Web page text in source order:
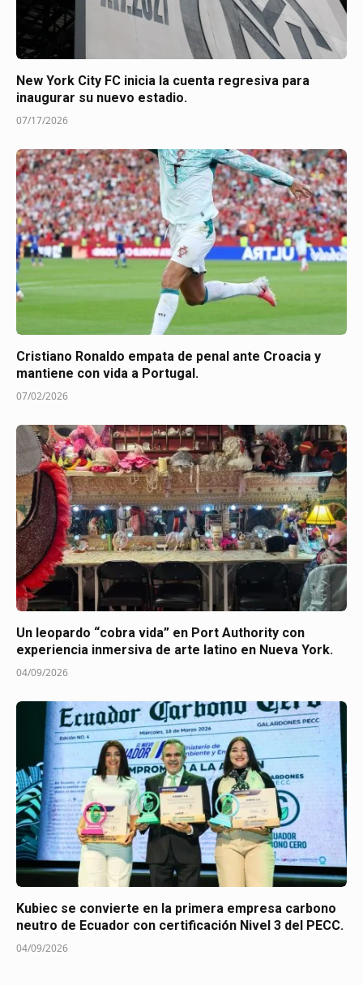
New York City FC inicia la cuenta regresiva para
inaugurar su nuevo estadio.
07/17/2026
Cristiano Ronaldo empata de penal ante Croacia y
mantiene con vida a Portugal.
07/02/2026
Un leopardo “cobra vida” en Port Authority con
experiencia inmersiva de arte latino en Nueva York.
04/09/2026
Kubiec se convierte en la primera empresa carbono
neutro de Ecuador con certificación Nivel 3 del PECC.
04/09/2026